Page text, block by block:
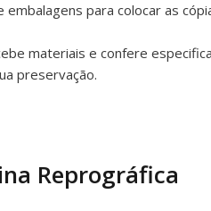
para colocar as
materiais e confere
preservação.
Reprográfica